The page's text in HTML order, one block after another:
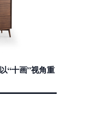
“十画”视角重